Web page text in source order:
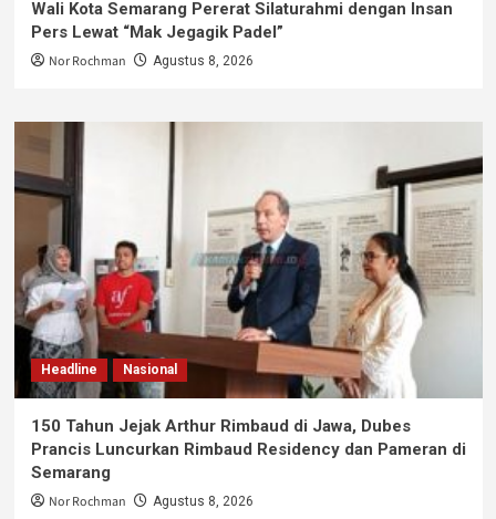
Wali Kota Semarang Pererat Silaturahmi dengan Insan
Pers Lewat “Mak Jegagik Padel”
Nor Rochman Agustus 8, 2026
Headline Nasional
150 Tahun Jejak Arthur Rimbaud di Jawa, Dubes
Prancis Luncurkan Rimbaud Residency dan Pameran di
Semarang
Nor Rochman Agustus 8, 2026